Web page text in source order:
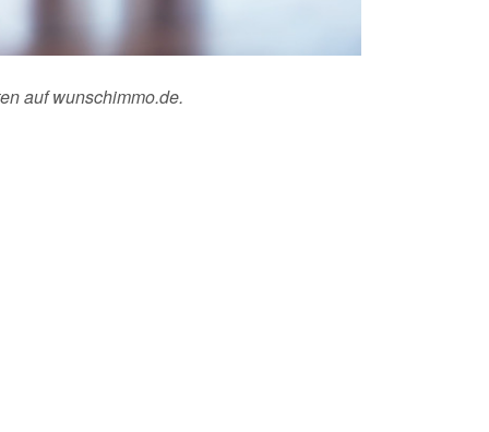
auf wunschimmo.de.